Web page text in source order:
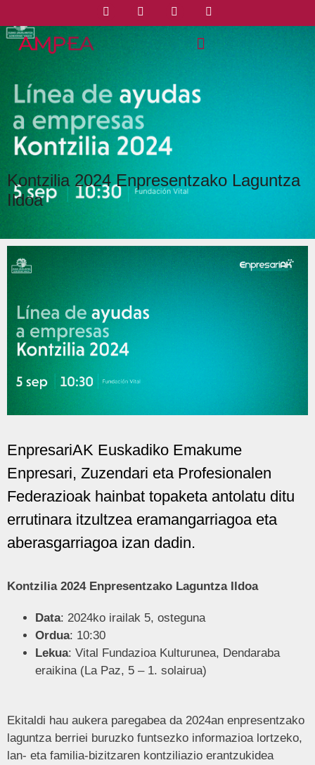
Kontzilia 2024 Enpresentzako Laguntza
Ildoa
EnpresariAK Euskadiko Emakume
Enpresari, Zuzendari eta Profesionalen
Federazioak hainbat topaketa antolatu ditu
errutinara itzultzea eramangarriagoa eta
aberasgarriagoa izan dadin.
Kontzilia 2024 Enpresentzako Laguntza Ildoa
Data: 2024ko irailak 5, osteguna
Ordua: 10:30
Lekua: Vital Fundazioa Kulturunea, Dendaraba
eraikina (La Paz, 5 – 1. solairua)
Ekitaldi hau aukera paregabea da 2024an enpresentzako
laguntza berriei buruzko funtsezko informazioa lortzeko,
lan- eta familia-bizitzaren kontziliazio erantzukidea